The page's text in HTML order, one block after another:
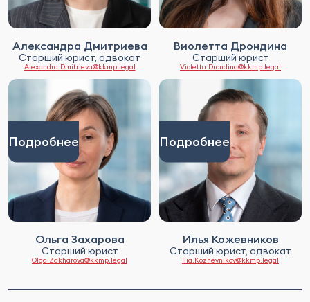
Александра Дмитриева
Старший юрист, адвокат
Alexandra.Dmitrieva@kkmp.legal
Виолетта Дрондина
Старший юрист
Violetta.Drondina@kkmp.legal
Подробнее
Ольга Захарова
Старший юрист
Olga.Zakharova@kkmp.legal
Подробнее
Илья Кожевников
Старший юрист, адвокат
Ilia.Kozhevnikov@kkmp.legal